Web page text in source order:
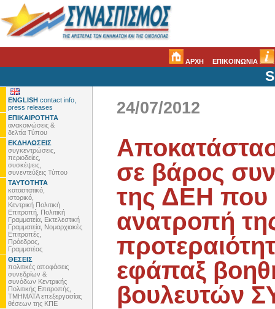
ΑΡΧΗ ΕΠΙΚΟΙΝΩΝΙΑ
ENGLISH contact info,
press releases
ΕΠΙΚΑΙΡΟΤΗΤΑ
ανακοινώσεις &
δελτία Τύπου
ΕΚΔΗΛΩΣΕΙΣ
συγκεντρώσεις,
περιοδείες,
συσκέψεις,
συνεντεύξεις Τύπου
ΤΑΥΤΟΤΗΤΑ
καταστατικό,
ιστορικό,
Κεντρική Πολιτική
Επιτροπή, Πολιτική
Γραμματεία, Εκτελεστική
Γραμματεία, Νομαρχιακές
Επιτροπές,
Πρόεδρος,
Γραμματέας
ΘΕΣΕΙΣ
πολιτικές αποφάσεις
συνεδρίων &
συνόδων Κεντρικής
Πολιτικής Επιτροπής,
ΤΜΗΜΑΤΑ επεξεργασίας
θέσεων της ΚΠΕ
24/07/2012
σε βάρος
της ΔΕΗ που
ανατροπή
εφάπαξ
βουλευτών